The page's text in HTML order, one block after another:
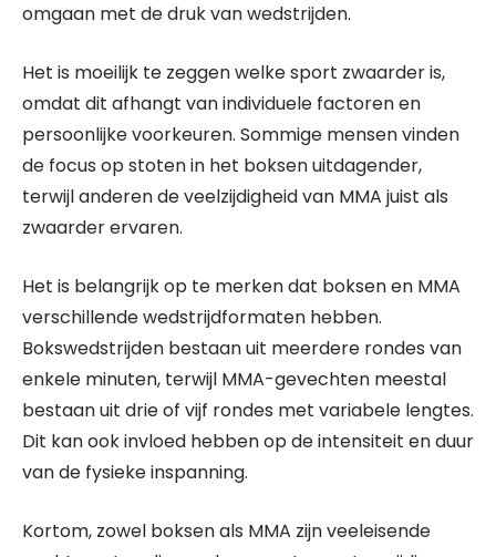
omgaan met de druk van wedstrijden.
Het is moeilijk te zeggen welke sport zwaarder is,
omdat dit afhangt van individuele factoren en
persoonlijke voorkeuren. Sommige mensen vinden
de focus op stoten in het boksen uitdagender,
terwijl anderen de veelzijdigheid van MMA juist als
zwaarder ervaren.
Het is belangrijk op te merken dat boksen en MMA
verschillende wedstrijdformaten hebben.
Bokswedstrijden bestaan uit meerdere rondes van
enkele minuten, terwijl MMA-gevechten meestal
bestaan uit drie of vijf rondes met variabele lengtes.
Dit kan ook invloed hebben op de intensiteit en duur
van de fysieke inspanning.
Kortom, zowel boksen als MMA zijn veeleisende